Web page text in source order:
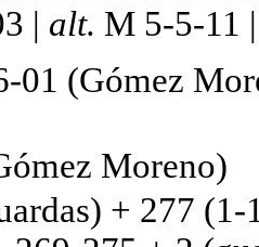
| alt. M 5-5-11
01 (Gómez
Moreno)
+ 277